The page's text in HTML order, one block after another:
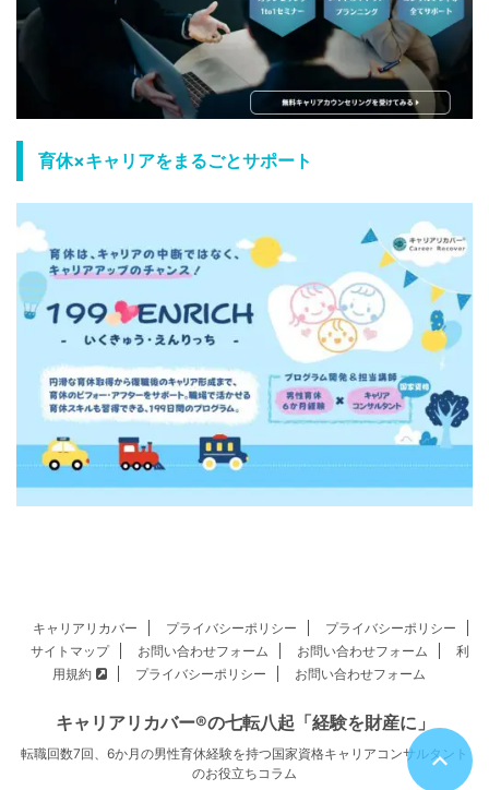
育休×キャリアをまるごとサポート
キャリアリカバー プライバシーポリシー
プライバシーポリシー
サイトマップ
お問い合わせフォーム お問い合わせフォーム
利
用規約
プライバシーポリシー お問い合わせフォーム
キャリアリカバー®の七転八起「経験を財産に」
転職回数7回、6か月の男性育休経験を持つ国家資格キャリアコンサルタント
のお役立ちコラム